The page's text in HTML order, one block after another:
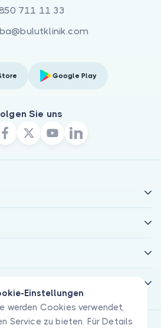
Einstellungen
werden Cookies verwendet,
Service zu bieten. Für Details
711 11 33
Google Play
Sie uns